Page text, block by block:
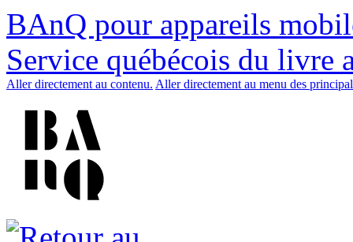
BAnQ pour appareils
Service québécois du livre
Aller directement au contenu. Aller directement au menu des